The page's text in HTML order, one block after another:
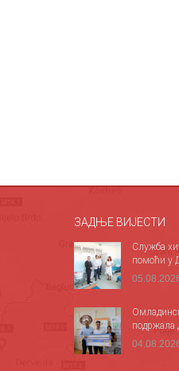
ЗАДЊЕ ВИЈЕСТИ
Служба
помоћи у
подржала